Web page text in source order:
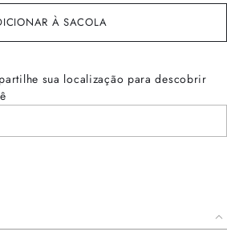
À SACOLA
sua localização para descobrir